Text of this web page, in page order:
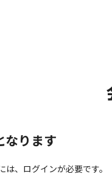
なります
、ログインが必要です。